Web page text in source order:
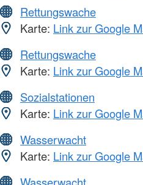
Rettungswache
Karte: Link zur Google
Rettungswache
Karte: Link zur Google
Sozialstationen
Karte: Link zur Google
Wasserwacht
Karte: Link zur Google